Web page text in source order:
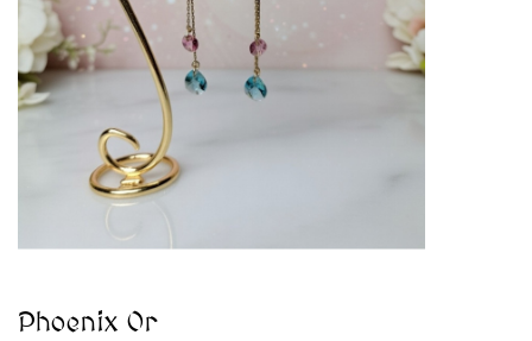
Phoenix Or